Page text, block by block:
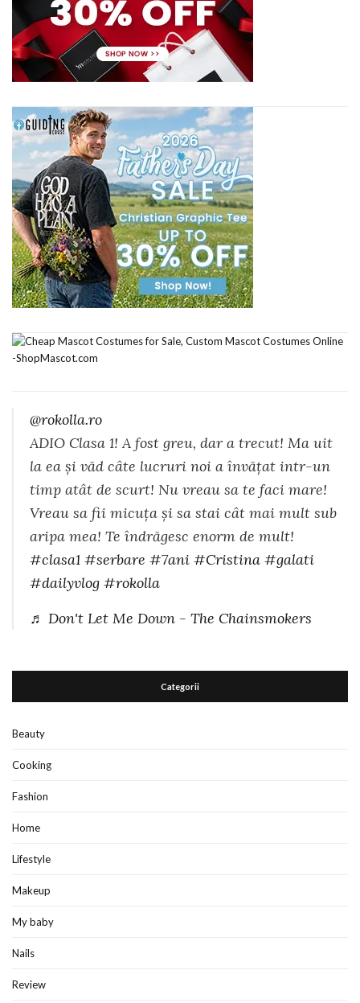
@rokolla.ro
ADIO Clasa 1! A fost greu, dar a trecut! Ma uit
la ea și văd câte lucruri noi a învățat intr-un
timp atât de scurt! Nu vreau sa te faci mare!
Vreau sa fii micuța și sa stai cât mai mult sub
aripa mea! Te îndrăgesc enorm de mult!
#clasa1 #serbare #7ani #Cristina #galati
#dailyvlog #rokolla
♬ Don't Let Me Down - The Chainsmokers
Categorii
Beauty
Cooking
Fashion
Home
Lifestyle
Makeup
My baby
Nails
Review